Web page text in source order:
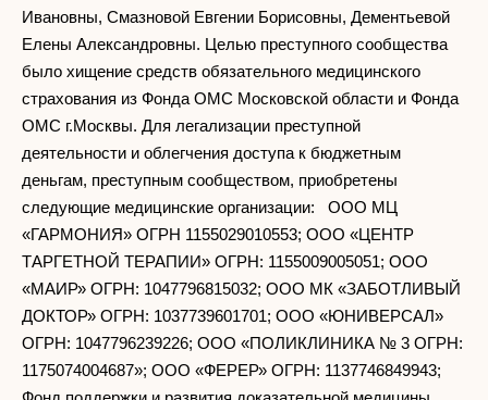
Ивановны, Смазновой Евгении Борисовны, Дементьевой
Елены Александровны. Целью преступного сообщества
было хищение средств обязательного медицинского
страхования из Фонда ОМС Московской области и Фонда
ОМС г.Москвы. Для легализации преступной
деятельности и облегчения доступа к бюджетным
деньгам, преступным сообществом, приобретены
следующие медицинские организации: ООО МЦ
«ГАРМОНИЯ» ОГРН 1155029010553; ООО «ЦЕНТР
ТАРГЕТНОЙ ТЕРАПИИ» ОГРН: 1155009005051; ООО
«МАИР» ОГРН: 1047796815032; ООО МК «ЗАБОТЛИВЫЙ
ДОКТОР» ОГРН: 1037739601701; ООО «ЮНИВЕРСАЛ»
ОГРН: 1047796239226; ООО «ПОЛИКЛИНИКА № 3 ОГРН:
1175074004687»; ООО «ФЕРЕР» ОГРН: 1137746849943;